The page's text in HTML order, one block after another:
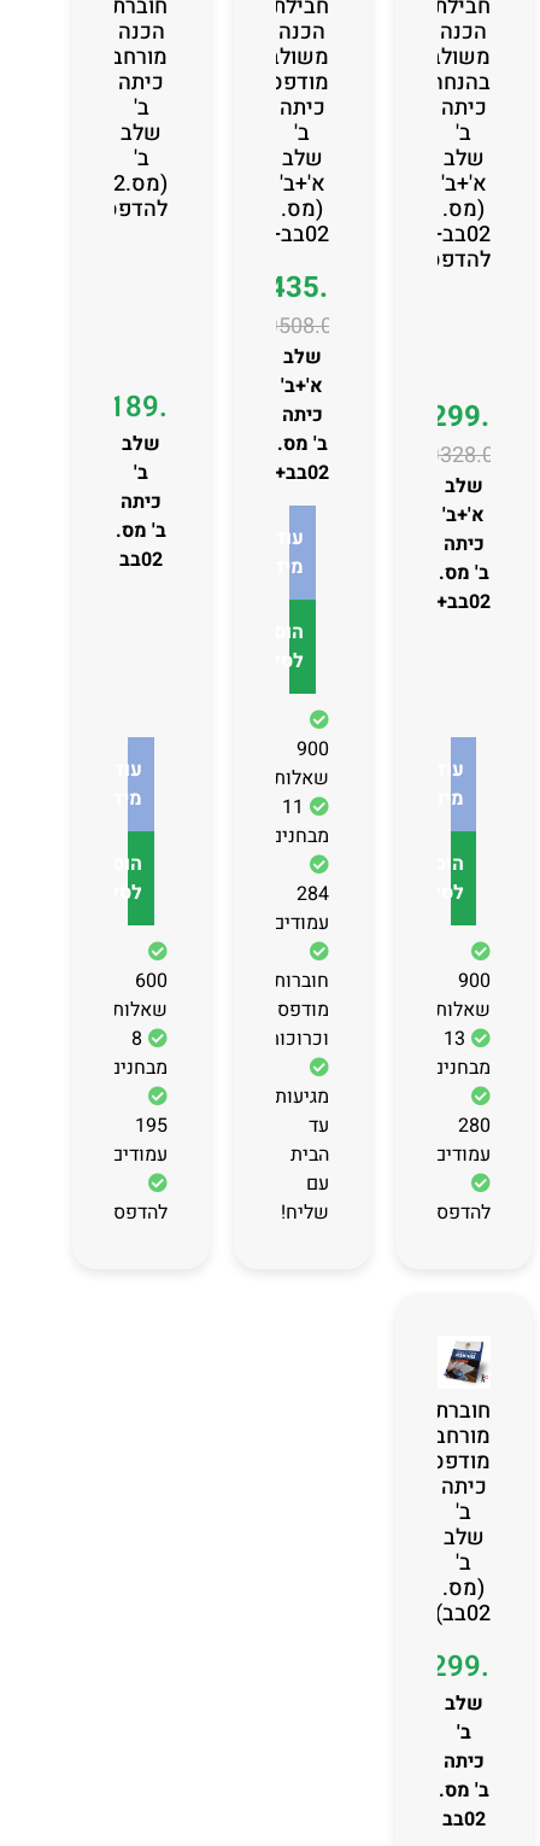
חבילת
הכנה
משולבת
בהנחה
כיתה
ב'
שלב
א'+ב'
(מס.
להדפסה
900
שאלות
13
מבחנים
280
עמודים
להדפסה
₪328.00
₪299.00
שלב
א'+ב'
כיתה
ב' מס.
02בב+03
עוד
מידע
הוספה
לסל
חבילת
הכנה
משולבת
מודפסת
כיתה
ב'
שלב
א'+ב'
(מס.
02בב+03אב)
900
שאלות
11
מבחנים
284
עמודים
חוברות
מודפסות
וכרוכות
מגיעות
עד
הבית
עם
שליח!
₪508.00
₪435.00
שלב
א'+ב'
כיתה
ב' מס.
02בב+03
עוד
מידע
הוספה
לסל
חוברת
הכנה
מורחבת
כיתה
ב'
שלב
ב'
להדפסה
600
שאלות
8
מבחנים
195
עמודים
להדפסה
₪189.00
שלב
ב'
כיתה
ב' מס.
02בב
עוד
מידע
הוספה
לסל
חוברת
מורחבת
מודפסת
כיתה
ב'
שלב
ב'
(מס.
02בב)
₪299.00
שלב
ב'
כיתה
ב' מס.
02בב